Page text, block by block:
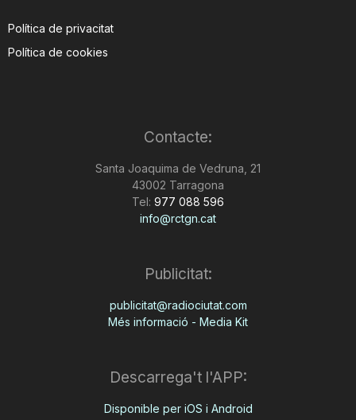
g
Política de privacitat
Política de cookies
Contacte:
Santa Joaquima de Vedruna, 21
43002 Tarragona
Tel: 977 088 596
info@rctgn.cat
Publicitat:
publicitat@radiociutat.com
Més informació - Media Kit
Descarrega't l'APP:
Disponible per iOS i Android